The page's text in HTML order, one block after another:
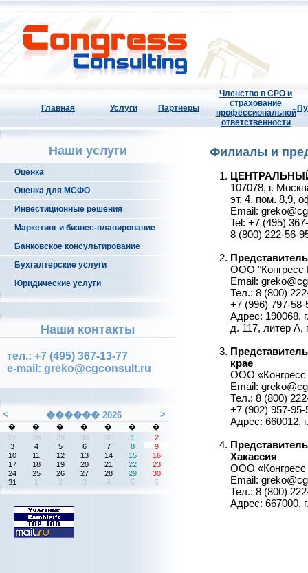
Главная Услуги Партнеры
Членство в СРО и
страхование
профессиональной
ответственности
Наши услуги
Оценка
Оценка для МСФО
Инвестиционные решения
Маркетинг и бизнес-планирование
Банковское консультирование
Бухгалтерские услуги
Юридические услуги
Наши контакты
тел.: +7 (495) 367-13-77
e-mail: greko@cgconsult.ru
Филиалы и
107078, г.
эт. 4, пом. 8,9,
Email:
Tel: +7 (495)
8 (800) 222-56-
ООО "Конгресс
Email:
Тел.: 8 (800)
+7 (996) 797-58-
Адрес: 190068,
д. 117, литер А,
крае
ООО
Email:
Тел.: 8 (800)
+7 (902) 957-95-
Адрес: 660012,
Хакассия
ООО «Конгресс
Email:
Тел.: 8 (800)
Адрес: 667000,